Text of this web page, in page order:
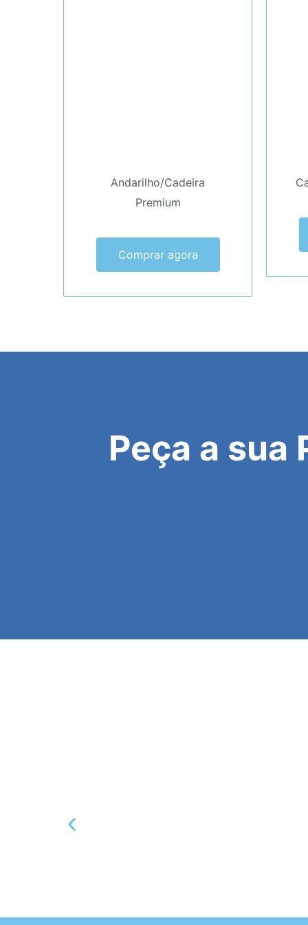
Andarilho/Cadeira
Premium
Comprar agora
Peça a